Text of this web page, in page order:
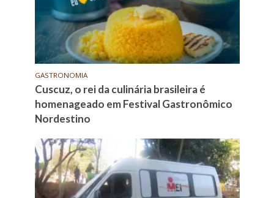
GASTRONOMIA
Cuscuz, o rei da culinária brasileira é
homenageado em Festival Gastronômico
Nordestino